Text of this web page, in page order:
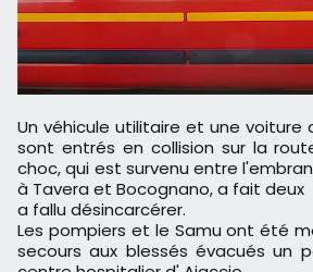
Un véhicule utilitaire et une voiture de marque Porsche
sont entrés en collision sur la
choc, qui est survenu entre
à Tavera et Bocognano, a fait deux
a fallu désincarcérer.
Les pompiers et le Samu ont été
secours aux blessés évacués un